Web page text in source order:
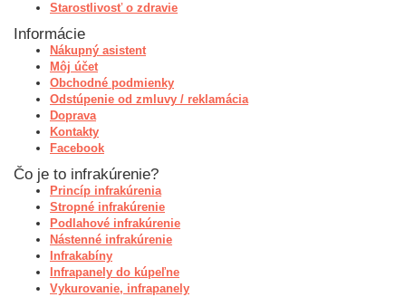
Starostlivosť o zdravie
Informácie
Nákupný asistent
Môj účet
Obchodné podmienky
Odstúpenie od zmluvy / reklamácia
Doprava
Kontakty
Facebook
Čo je to infrakúrenie?
Princíp infrakúrenia
Stropné infrakúrenie
Podlahové infrakúrenie
Nástenné infrakúrenie
Infrakabíny
Infrapanely do kúpeľne
Vykurovanie, infrapanely